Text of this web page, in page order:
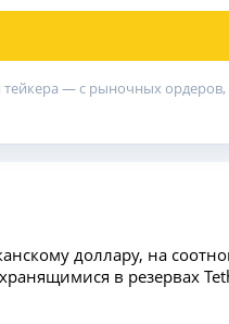
— с рыночных
доллару, на
в резервах